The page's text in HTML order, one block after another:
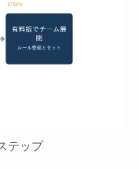
テップ